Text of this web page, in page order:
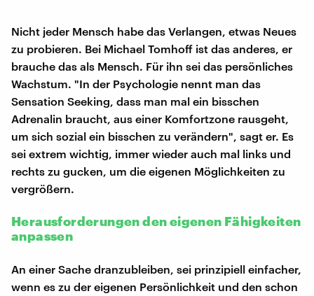
Nicht jeder Mensch habe das Verlangen, etwas Neues
zu probieren. Bei Michael Tomhoff ist das anderes, er
brauche das als Mensch. Für ihn sei das persönliches
Wachstum. "In der Psychologie nennt man das
Sensation Seeking, dass man mal ein bisschen
Adrenalin braucht, aus einer Komfortzone rausgeht,
um sich sozial ein bisschen zu verändern", sagt er. Es
sei extrem wichtig, immer wieder auch mal links und
rechts zu gucken, um die eigenen Möglichkeiten zu
vergrößern.
Herausforderungen den eigenen Fähigkeiten
anpassen
An einer Sache dranzubleiben, sei prinzipiell einfacher,
wenn es zu der eigenen Persönlichkeit und den schon